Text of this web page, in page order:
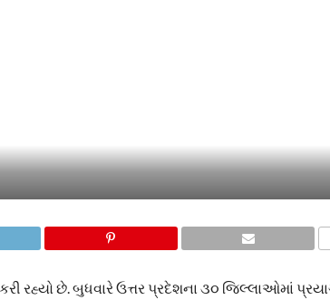
રહ્યો છે. બુધવારે ઉત્તર પ્રદેશના ૩૦ જિલ્લાઓમાં